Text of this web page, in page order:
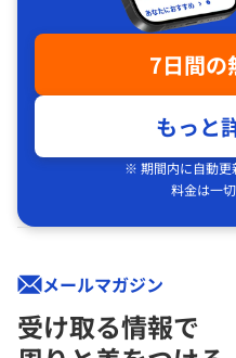
7日間の
もっと
※ 期間内に自動更
料金は一
メールマガジン
受け取る情報で